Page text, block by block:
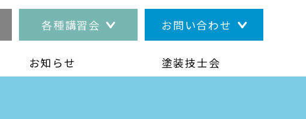
各種講習会 お問い合わせ
お知らせ 塗装技士会